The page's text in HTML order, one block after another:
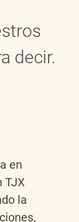
decir.
en
TJX
la